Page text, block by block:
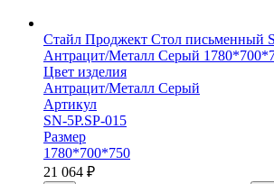
Стайл Проджект Стол письменный
Антрацит/Металл Серый
Цвет изделия
Антрацит/Металл Серый
Артикул
SN-5P.SP-015
Размер
1780*700*750
21 064 ₽